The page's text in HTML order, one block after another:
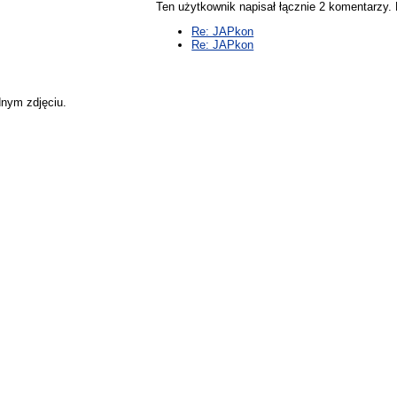
Ten użytkownik napisał łącznie 2
Re: JAPkon
Re: JAPkon
zdjęciu.